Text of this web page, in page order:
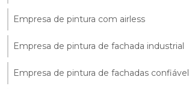
Empresa de pintura com airless
Empresa de pintura de fachada industrial
Empresa de pintura de fachadas confiável